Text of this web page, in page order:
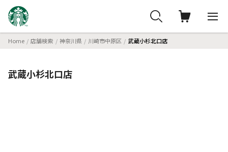
Home 店舗検索 神奈川県 川崎市中原区 武蔵小杉北口店
武蔵小杉北口店